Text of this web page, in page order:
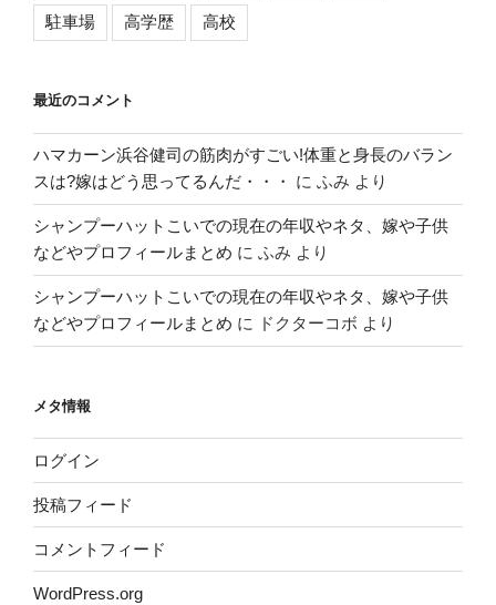
駐車場 高学歴 高校
最近のコメント
ハマカーン浜谷健司の筋肉がすごい!体重と身長のバラン
スは?嫁はどう思ってるんだ・・・
に ふみ より
シャンプーハットこいでの現在の年収やネタ、嫁や子供
などやプロフィールまとめ に ふみ より
シャンプーハットこいでの現在の年収やネタ、嫁や子供
などやプロフィールまとめ に ドクターコボ より
メタ情報
ログイン
投稿フィード
コメントフィード
WordPress.org